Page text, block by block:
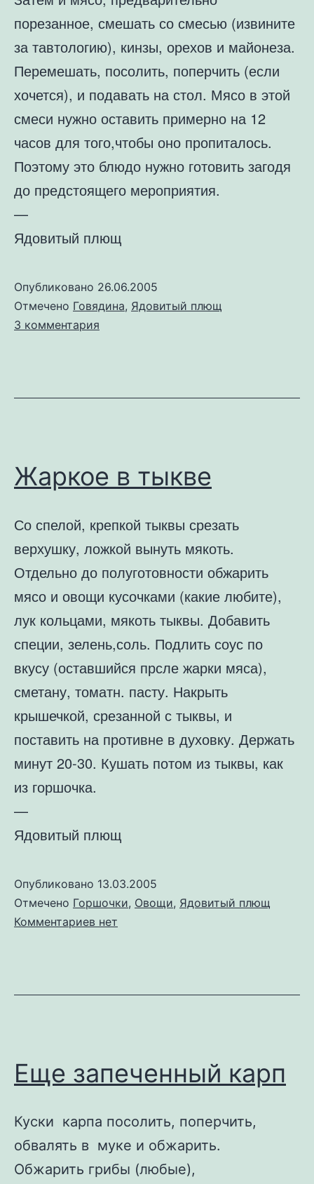
порезанное, смешать со смесью (извините
за тавтологию), кинзы, орехов и майонеза.
Перемешать, посолить, поперчить (если
хочется), и подавать на стол. Мясо в этой
смеси нужно оставить примерно на 12
часов для того,чтобы оно пропиталось.
Поэтому это блюдо нужно готовить загодя
до предстоящего мероприятия.
—
Ядовитый плющ
Опубликовано 26.06.2005
Отмечено Говядина, Ядовитый плющ
3 комментария
кинзой
Жаркое в тыкве
Со спелой, крепкой тыквы срезать
верхушку, ложкой вынуть мякоть.
Отдельно до полуготовности обжарить
мясо и овощи кусочками (какие любите),
лук кольцами, мякоть тыквы. Добавить
специи, зелень,соль. Подлить соус по
вкусу (оставшийся прсле жарки мяса),
сметану, томатн. пасту. Накрыть
крышечкой, срезанной с тыквы, и
поставить на противне в духовку. Держать
минут 20-30. Кушать потом из тыквы, как
из горшочка.
—
Ядовитый плющ
Опубликовано 13.03.2005
Отмечено Горшочки, Овощи, Ядовитый плющ
Комментариев к
тыкве
нет
Еще запеченный карп
Куски карпа посолить, поперчить,
обвалять в муке и обжарить.
Обжарить грибы (любые),